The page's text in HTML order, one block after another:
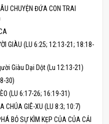
CHUYỆN ĐỨA CON TRAI
GIÀU (LU 6:25; 12:13-21; 18:18-
Giàu Dại Dột (Lu 12:13-21)
30)
(LU 6:17-26; 16:19-31)
CHÚA GIÊ-XU (LU 8:3; 10:7)
BỎ SỰ KÌM KẸP CỦA CỦA CẢI